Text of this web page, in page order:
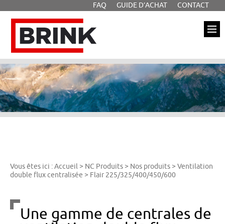
FAQ GUIDE D’ACHAT
CONTACT
Menu principal
au
contenu
Vous êtes ici :Accueil > NC Produits > Nos produits > Ventilation
double flux centralisée > Flair 225/325/400/450/600
Une gamme de centrales de